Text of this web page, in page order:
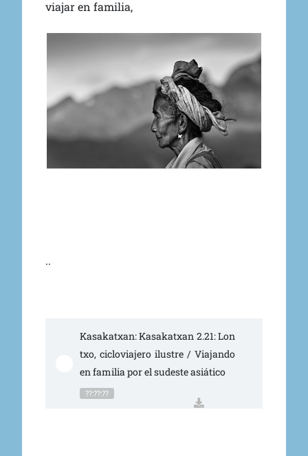
viajar en familia,
..
Kasakatxan: Kasakatxan 2.21: Lon
txo, cicloviajero ilustre / Viajando
en familia por el sudeste asiático
??:??:??